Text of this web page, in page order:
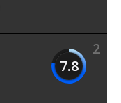
2
7.8